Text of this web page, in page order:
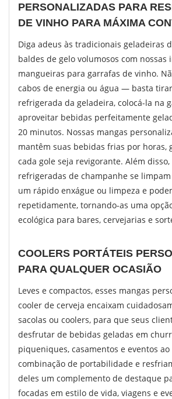
PERSONALIZADAS PARA
DE VINHO PARA MÁXIMA
Diga adeus às tradicionais geladeiras
baldes de gelo volumosos com nossas
mangueiras para garrafas de vinho.
cabos de energia ou água — basta
refrigerada da geladeira, colocá-la na
aproveitar bebidas perfeitamente
20 minutos. Nossas mangas
mantêm suas bebidas frias por horas,
cada gole seja revigorante. Além disso,
refrigeradas de champanhe se
um rápido enxágue ou limpeza e
repetidamente, tornando-as uma
ecológica para bares, cervejarias e
COOLERS PORTÁTEIS
PARA QUALQUER OCASIÃO
Leves e compactos, esses mangas
cooler de cerveja encaixam
sacolas ou coolers, para que seus
desfrutar de bebidas geladas em
piqueniques, casamentos e eventos
combinação de portabilidade e
deles um complemento de destaque
focadas em estilo de vida, viagens e